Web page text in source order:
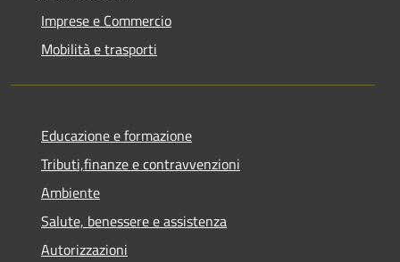
Imprese e Commercio
Mobilità e trasporti
Educazione e formazione
Tributi,finanze e contravvenzioni
Ambiente
Salute, benessere e assistenza
Autorizzazioni